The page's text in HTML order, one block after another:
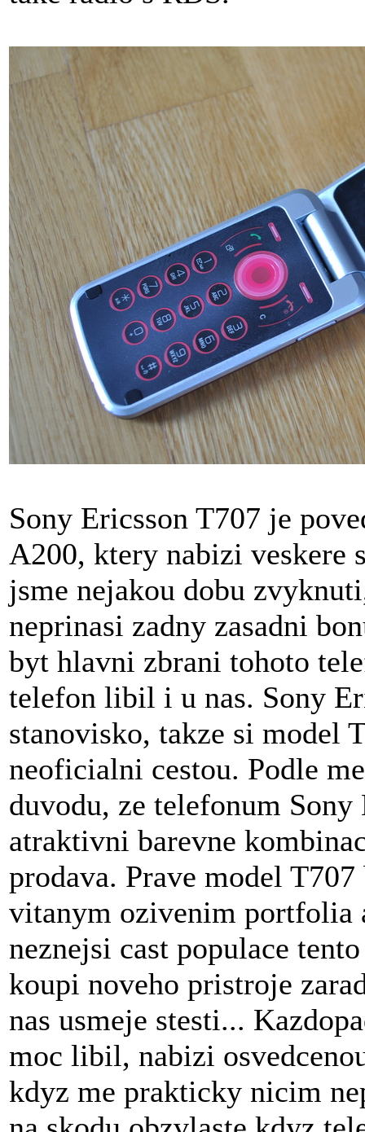
Sony Ericsson T707 je
A200, ktery nabizi veskere
jsme nejakou dobu
neprinasi zadny zasadni
byt hlavni zbrani tohoto
telefon libil i u nas. Sony
stanovisko, takze si model
neoficialni cestou. Podle
duvodu, ze telefonum
atraktivni barevne
prodava. Prave model
vitanym ozivenim portfolia
neznejsi cast populace
koupi noveho pristroje
nas usmeje stesti...
moc libil, nabizi
kdyz me prakticky nicim